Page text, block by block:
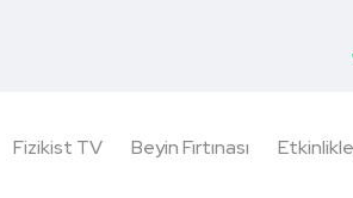
Fizikist TV Beyin Fırtınası